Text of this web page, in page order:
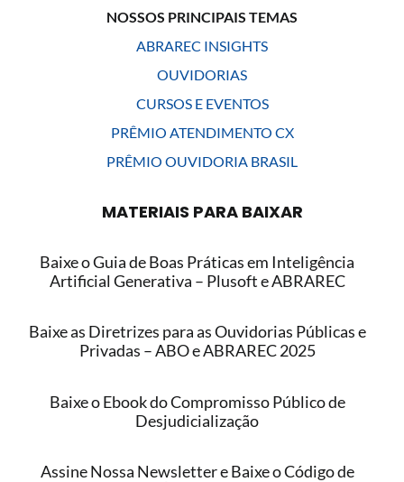
NOSSOS PRINCIPAIS TEMAS
ABRAREC INSIGHTS
OUVIDORIAS
CURSOS E EVENTOS
PRÊMIO ATENDIMENTO CX
PRÊMIO OUVIDORIA BRASIL
MATERIAIS PARA BAIXAR
Baixe o Guia de Boas Práticas em Inteligência
Artificial Generativa – Plusoft e ABRAREC
Baixe as Diretrizes para as Ouvidorias Públicas e
Privadas – ABO e ABRAREC 2025
Baixe o Ebook do Compromisso Público de
Desjudicialização
Assine Nossa Newsletter e Baixe o Código de